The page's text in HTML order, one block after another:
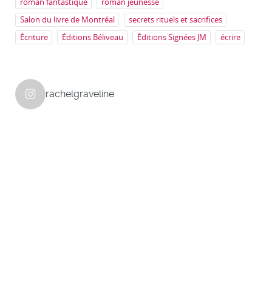
Salon du livre de Montréal
secrets rituels et sacrifices
Écriture
Éditions Béliveau Éditions Signées JM écrire
rachelgraveline